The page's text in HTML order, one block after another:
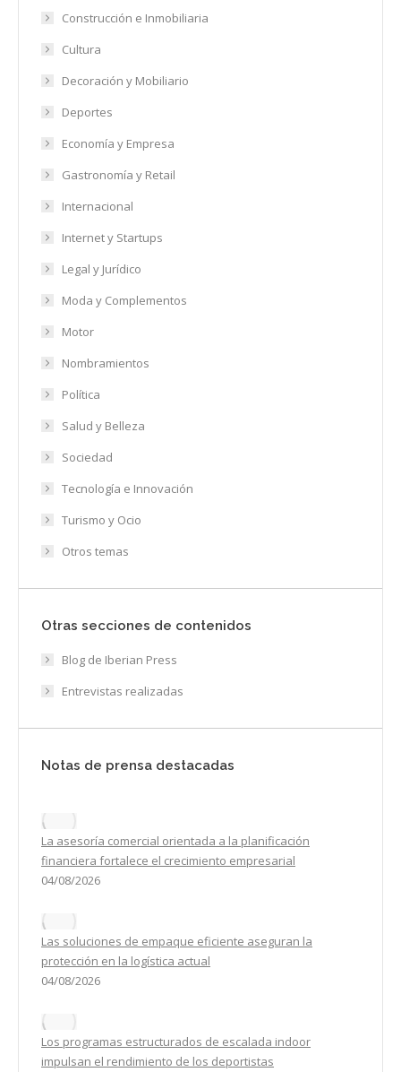
Construcción e Inmobiliaria
Cultura
Decoración y Mobiliario
Deportes
Economía y Empresa
Gastronomía y Retail
Internacional
Internet y Startups
Legal y Jurídico
Moda y Complementos
Motor
Nombramientos
Política
Salud y Belleza
Sociedad
Tecnología e Innovación
Turismo y Ocio
Otros temas
Otras secciones de contenidos
Blog de Iberian Press
Entrevistas realizadas
Notas de prensa destacadas
La asesoría comercial orientada a la planificación
financiera fortalece el crecimiento empresarial
04/08/2026
Las soluciones de empaque eficiente aseguran la
protección en la logística actual
04/08/2026
Los programas estructurados de escalada indoor
impulsan el rendimiento de los deportistas